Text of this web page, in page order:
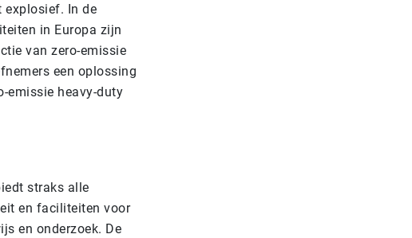
explosief. In de
in Europa zijn
van zero-emissie
een oplossing
emissie heavy-duty
straks alle
en faciliteiten voor
en onderzoek. De